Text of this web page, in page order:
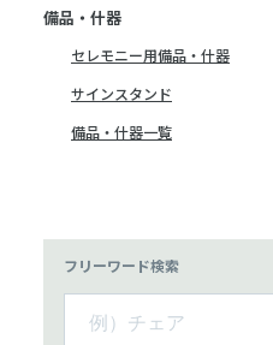
備品・什器
セレモニー用備品・什器
サインスタンド
備品・什器一覧
フリーワード検索